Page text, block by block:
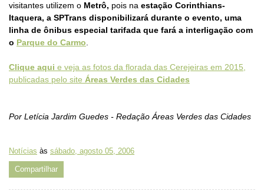
visitantes utilizem o Metrô, pois na estação Corinthians-
Itaquera, a SPTrans disponibilizará durante o evento, uma
linha de ônibus especial tarifada que fará a interligação com
o Parque do Carmo
Clique aqui e veja as fotos da florada das Cerejeiras em 2015,
publicadas pelo site Áreas Verdes das Cidades
Por Letícia Jardim Guedes - Redação Áreas Verdes das Cidades
Notícias às sábado, agosto 05, 2006
Compartilhar